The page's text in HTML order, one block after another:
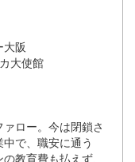
阪
大使館
ロー。今は閉鎖さ
で、職安に通う
教育費も払えず、